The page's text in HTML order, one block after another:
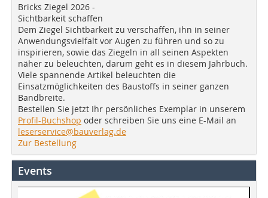
Bricks Ziegel 2026 -
Sichtbarkeit schaffen
Dem Ziegel Sichtbarkeit zu verschaffen, ihn in seiner
Anwendungsvielfalt vor Augen zu führen und so zu
inspirieren, sowie das Ziegeln in all seinen Aspekten
näher zu beleuchten, darum geht es in diesem Jahrbuch.
Viele spannende Artikel beleuchten die
Einsatzmöglichkeiten des Baustoffs in seiner ganzen
Bandbreite.
Bestellen Sie jetzt Ihr persönliches Exemplar in unserem
Profil-Buchshop oder schreiben Sie uns eine E-Mail an
leserservice@bauverlag.de
Zur Bestellung
Events